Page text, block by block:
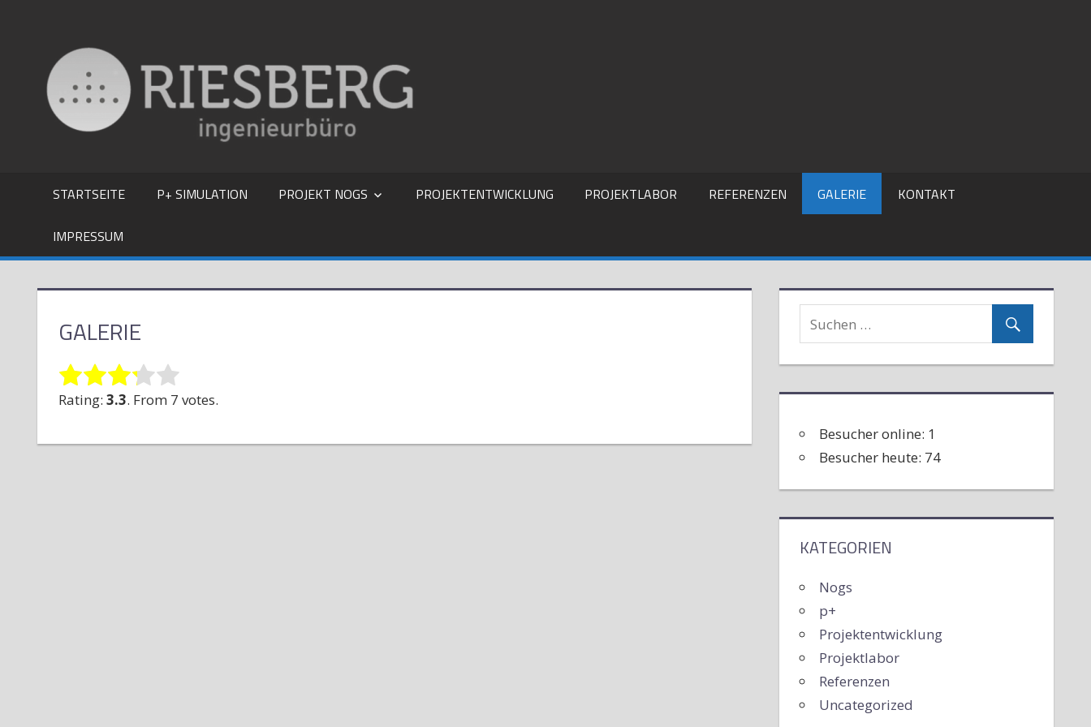
springen
STARTSEITE P+ SIMULATION PROJEKT NOGS PROJEKTENTWICKLUNG PROJEKTLABOR REFERENZEN GALERIE KONTAKT
IMPRESSUM
GALERIE
Rating: 3.3. From 7 votes.
Besucher online: 1
Besucher heute: 74
KATEGORIEN
Nogs
p+
Projektentwicklung
Projektlabor
Referenzen
Uncategorized